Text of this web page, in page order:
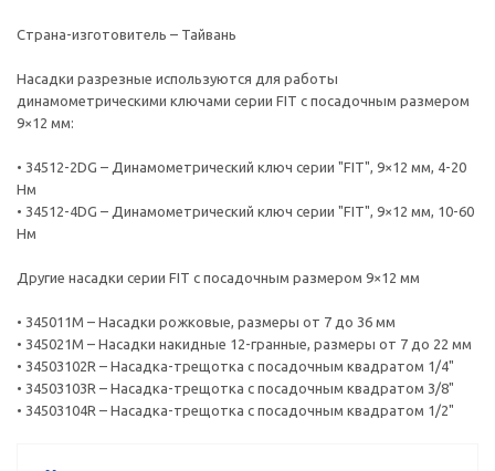
Страна-изготовитель – Тайвань
Насадки разрезные используются для работы
динамометрическими ключами серии FIT с посадочным размером
9×12 мм:
• 34512-2DG – Динамометрический ключ серии "FIT", 9×12 мм, 4-20
Нм
• 34512-4DG – Динамометрический ключ серии "FIT", 9×12 мм, 10-60
Нм
Другие насадки серии FIT с посадочным размером 9×12 мм
• 345011M – Насадки рожковые, размеры от 7 до 36 мм
• 345021M – Насадки накидные 12-гранные, размеры от 7 до 22 мм
• 34503102R – Насадка-трещотка с посадочным квадратом 1/4"
• 34503103R – Насадка-трещотка с посадочным квадратом 3/8"
• 34503104R – Насадка-трещотка с посадочным квадратом 1/2"